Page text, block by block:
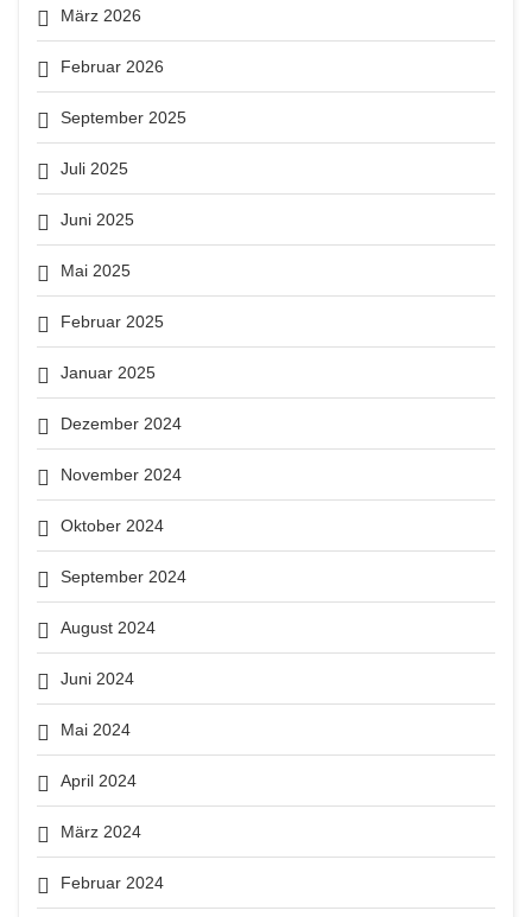
März 2026
Februar 2026
September 2025
Juli 2025
Juni 2025
Mai 2025
Februar 2025
Januar 2025
Dezember 2024
November 2024
Oktober 2024
September 2024
August 2024
Juni 2024
Mai 2024
April 2024
März 2024
Februar 2024